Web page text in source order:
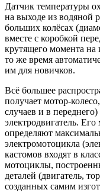
Датчик температуры
на выходе из водяной
больших колёсах
вместе с коробкой
крутящего момента на
то же время
им для новичков.
Всё большее
получает мотор-
случаев и в
электродвигатель.
определяют
электромотоцикла
кастомов входят в
мотоциклы,
деталей (двигатель,
созданных самим